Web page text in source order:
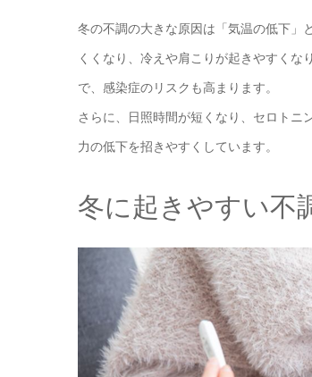
冬の不調の大きな原因は「気温の低下」
くくなり、冷えや肩こりが起きやすく
で、感染症のリスクも高まります。
さらに、日照時間が短くなり、セロトニ
力の低下を招きやすくしています。
冬に起きやすい不